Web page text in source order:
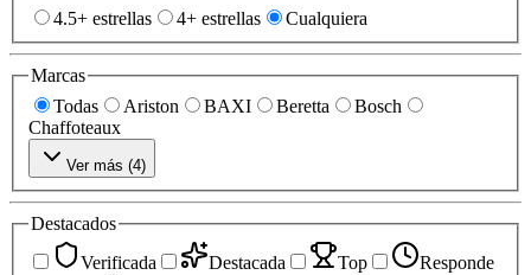
4.5+ estrellas
4+ estrellas Cualquiera
Marcas
Todas
Ariston BAXI Beretta
Bosch
Chaffoteaux
Ver más (4)
Destacados
Verificada
Destacada Top
Responde